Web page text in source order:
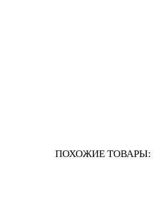
ПОХОЖИЕ ТОВАРЫ: